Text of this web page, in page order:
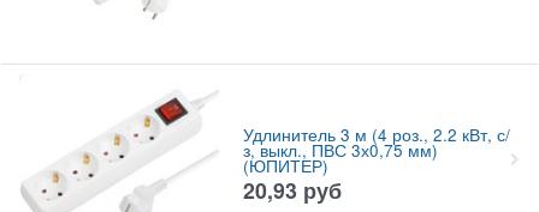
Удлинитель 3 м (4 роз., 2.2 кВт, с/
з, выкл., ПВС 3х0,75 мм)
(ЮПИТЕР)
20,93 руб